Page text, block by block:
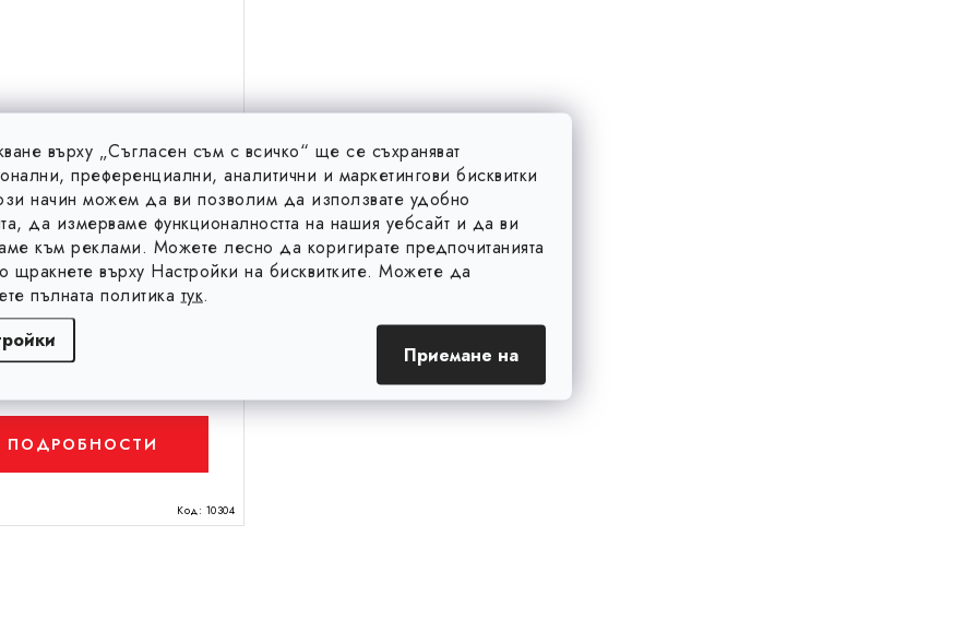
върху „Съгласен съм с всичко“ ще се съхраняват
преференциални, аналитични и маркетингови бисквитки
начин можем да ви позволим да използвате удобно
да измерваме функционалността на нашия уебсайт и да ви
към реклами. Можете лесно да коригирате предпочитанията
щракнете върху Настройки на бисквитките. Можете да
пълната политика тук.
Приемане на
Не е в наличност
ПОДРОБНОСТИ
Код: 10304